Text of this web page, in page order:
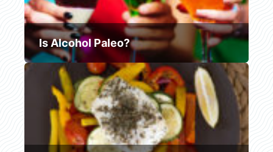
Is Alcohol Paleo?